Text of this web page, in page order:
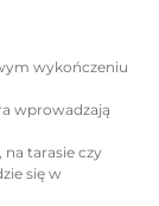
wykończeniu
wprowadzają
tarasie czy
się w